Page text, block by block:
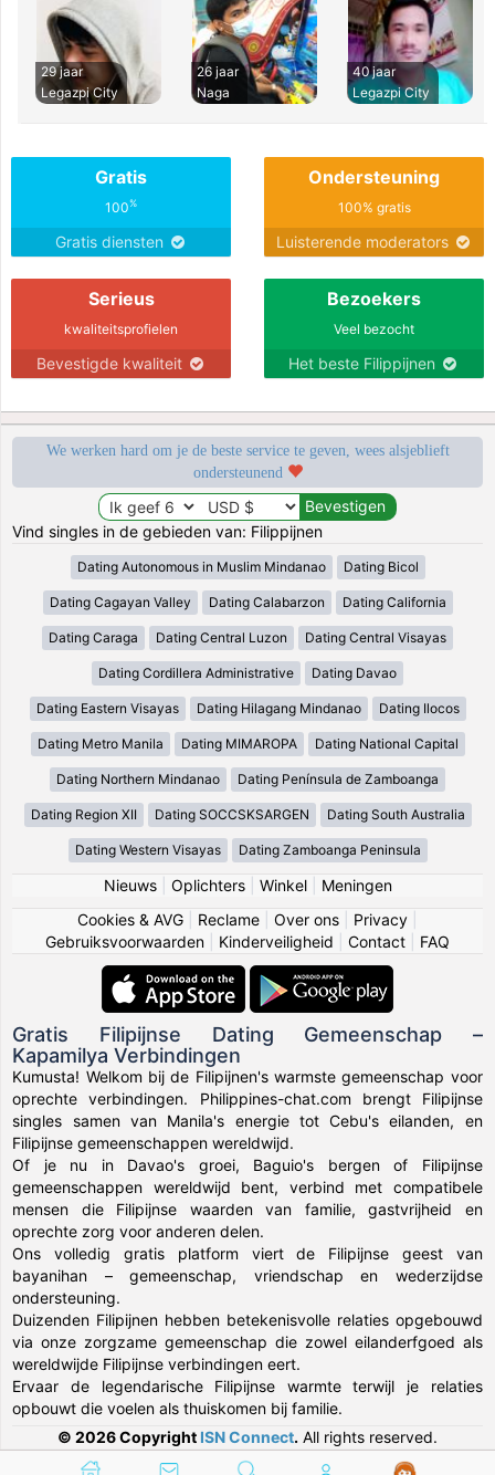
29 jaar
Legazpi City
26 jaar
Naga
40 jaar
Legazpi City
Gratis
100%
Gratis diensten
Ondersteuning
100% gratis
Luisterende moderators
Serieus
kwaliteitsprofielen
Bevestigde kwaliteit
Bezoekers
Veel bezocht
Het beste Filippijnen
We werken hard om je de beste service te geven, wees alsjeblieft
ondersteunend
Vind singles in de gebieden van: Filippijnen
Dating Autonomous in Muslim Mindanao Dating Bicol
Dating Cagayan Valley Dating Calabarzon Dating California
Dating Caraga Dating Central Luzon Dating Central Visayas
Dating Cordillera Administrative Dating Davao
Dating Eastern Visayas Dating Hilagang Mindanao Dating Ilocos
Dating Metro Manila Dating MIMAROPA Dating National Capital
Dating Northern Mindanao Dating Península de Zamboanga
Dating Region XII Dating SOCCSKSARGEN Dating South Australia
Dating Western Visayas Dating Zamboanga Peninsula
Nieuws| Oplichters| Winkel| Meningen
Cookies & AVG
Reclame Over ons Privacy
Gebruiksvoorwaarden
Kinderveiligheid Contact FAQ
Gratis Filipijnse Dating Gemeenschap –
Kapamilya Verbindingen
Kumusta! Welkom bij de Filipijnen's warmste gemeenschap voor
oprechte verbindingen. Philippines-chat.com brengt Filipijnse
singles samen van Manila's energie tot Cebu's eilanden, en
Filipijnse gemeenschappen wereldwijd.
Of je nu in Davao's groei, Baguio's bergen of Filipijnse
gemeenschappen wereldwijd bent, verbind met compatibele
mensen die Filipijnse waarden van familie, gastvrijheid en
oprechte zorg voor anderen delen.
Ons volledig gratis platform viert de Filipijnse geest van
bayanihan – gemeenschap, vriendschap en wederzijdse
ondersteuning.
Duizenden Filipijnen hebben betekenisvolle relaties opgebouwd
via onze zorgzame gemeenschap die zowel eilanderfgoed als
wereldwijde Filipijnse verbindingen eert.
Ervaar de legendarische Filipijnse warmte terwijl je relaties
opbouwt die voelen als thuiskomen bij familie.
© 2026 Copyright ISN Connect. All rights reserved.